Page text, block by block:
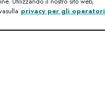
privacy per gli operatori